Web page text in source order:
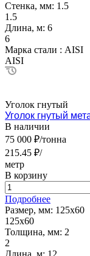
Стенка, мм: 1.5
1.5
Длина, м: 6
6
Марка стали : AISI
AISI
Уголок гнутый
Уголок гнутый
В наличии
75 000 ₽/тонна
215.45 ₽/
метр
В корзину
Подробнее
Размер, мм: 125х60
125х60
Толщина, мм: 2
2
Длина, м: 12